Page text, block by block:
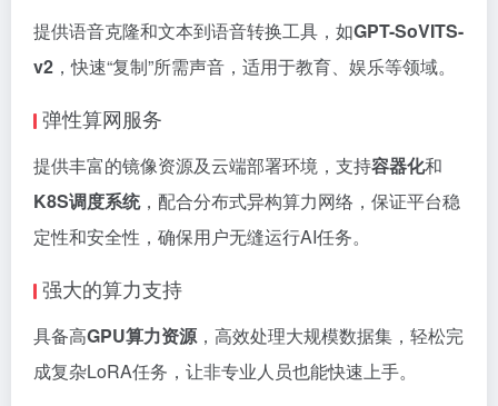
提供语音克隆和文本到语音转换工具，如GPT-SoVITS-
v2 ，快速“复制”所需声音，适用于教育、娱乐等领域。
弹性算网服务
提供丰富的镜像资源及云端部署环境，支持容器化和
K8S调度系统，配合分布式异构算力网络，保证平台稳
定性和安全性，确保用户无缝运行AI任务。
强大的算力支持
具备高GPU算力资源，高效处理大规模数据集，轻松完
成复杂LoRA任务，让非专业人员也能快速上手。